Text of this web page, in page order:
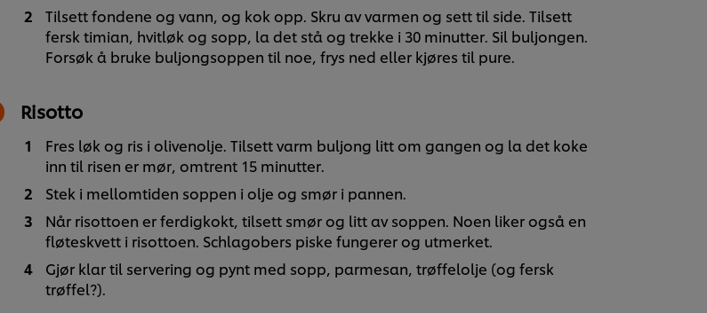
Tilsett fondene og vann, og kok opp. Skru av varmen og sett til side. Tilsett
fersk timian, hvitløk og sopp, la det stå og trekke i 30 minutter. Sil buljongen.
Forsøk å bruke buljongsoppen til noe, frys ned eller kjøres til pure.
Risotto
Fres løk og ris i olivenolje. Tilsett varm buljong litt om gangen og la det koke
inn til risen er mør, omtrent 15 minutter.
Stek i mellomtiden soppen i olje og smør i pannen.
Når risottoen er ferdigkokt, tilsett smør og litt av soppen. Noen liker også en
fløteskvett i risottoen. Schlagobers piske fungerer og utmerket.
Gjør klar til servering og pynt med sopp, parmesan, trøffelolje (og fersk
trøffel?).